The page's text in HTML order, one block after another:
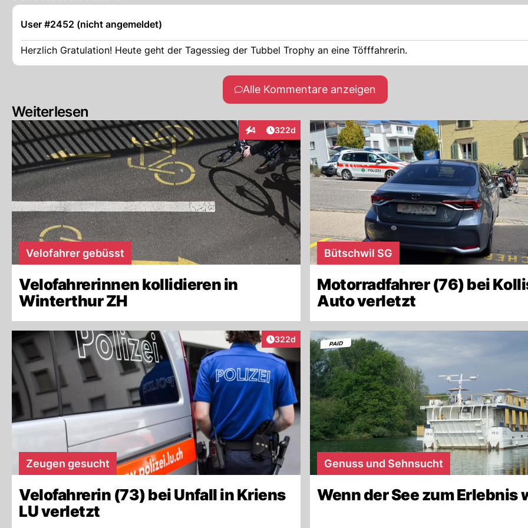
User #2452 (nicht angemeldet)
Herzlich Gratulation! Heute geht der Tagessieg der Tubbel Trophy an eine Töfffahrerin.
Alle Kommentare anzeigen
Weiterlesen
4
InteraktionenArtikel veröffentlicht:
322d
Velofahrer gebüsst
Velofahrerinnen kollidieren in
Winterthur ZH
Bütschwil SG
Motorradfahrer (76) bei
Auto verletzt
Artikel veröffentlicht:
322d
Zeugen gesucht
Velofahrerin (73) bei Unfall in Kriens
LU verletzt
Genuss und Sehnsucht
Wenn der See zum Erlebnis